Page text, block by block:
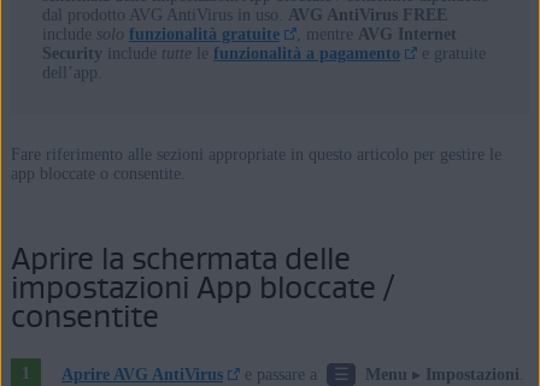
Microsoft Windows 7 Home Basic / Home Premium / Professional /
Enterprise / Ultimate - Service Pack 1 con aggiornamento
cumulativo Convenience Rollup, 32/64 bit
dal prodotto AVG AntiVirus in uso. AVG AntiVirus FREE
include solo funzionalità gratuite , mentre AVG Internet
Security include tuttele funzionalità a pagamento
e gratuite
dell’app.
Fare riferimento alle sezioni appropriate in questo articolo per gestire le
app bloccate o consentite.
Aprire la schermata delle
impostazioni App bloccate /
consentite
Aprire AVG AntiVirus e passare a ☰ Menu ▸ Impostazioni.